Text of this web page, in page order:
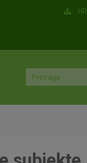
HR